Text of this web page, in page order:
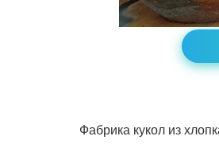
Фабрика кукол из